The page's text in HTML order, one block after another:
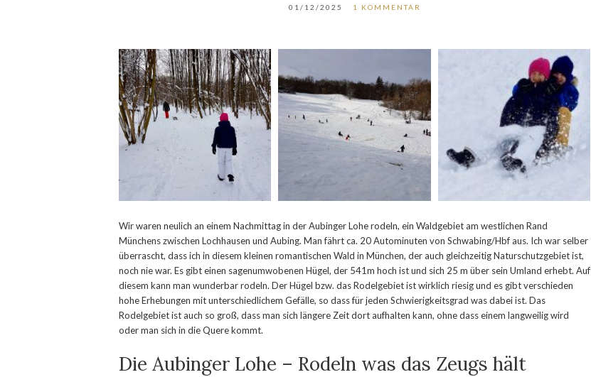
01/12/2025 1 KOMMENTAR
Wir waren neulich an einem Nachmittag in der Aubinger Lohe rodeln, ein Waldgebiet am westlichen Rand
Münchens zwischen Lochhausen und Aubing. Man fährt ca. 20 Autominuten von Schwabing/Hbf aus. Ich war selber
überrascht, dass ich in diesem kleinen romantischen Wald in München, der auch gleichzeitig Naturschutzgebiet ist,
noch nie war. Es gibt einen sagenumwobenen Hügel, der 541m hoch ist und sich 25 m über sein Umland erhebt. Auf
diesem kann man wunderbar rodeln. Der Hügel bzw. das Rodelgebiet ist wirklich riesig und es gibt verschieden
hohe Erhebungen mit unterschiedlichem Gefälle, so dass für jeden Schwierigkeitsgrad was dabei ist. Das
Rodelgebiet ist auch so groß, dass man sich längere Zeit dort aufhalten kann, ohne dass einem langweilig wird
oder man sich in die Quere kommt.
Die Aubinger Lohe – Rodeln was das Zeugs hält